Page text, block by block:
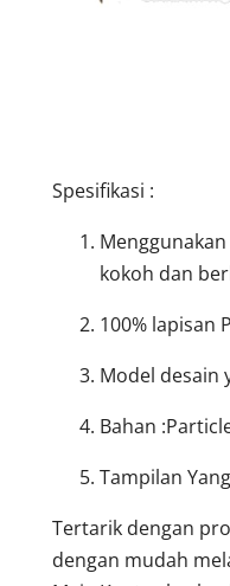
Spesifikasi :
kokoh dan
100% lapisan
Model desain
Bahan
Tampilan
Tertarik dengan
dengan mudah